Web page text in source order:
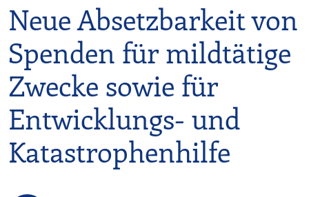
Neue Absetzbarkeit von
Spenden für mildtätige
Zwecke sowie für
Entwicklungs- und
Katastrophenhilfe